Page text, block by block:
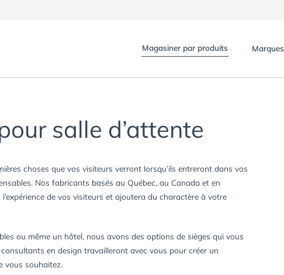
Magasiner par produits Marques
salle d’attente
choses que vos visiteurs verront lorsqu’ils entreront dans vos
Nos fabricants basés au Québec, au Canada et en
de vos visiteurs et ajoutera du charactère à votre
ou même un hôtel, nous avons des options de sièges qui vous
en design travailleront avec vous pour créer un
vous souhaitez.